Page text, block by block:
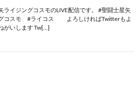
ライジングコスモのLIVE配信です。 #聖闘士星矢
コスモ #ライコス よろしければTwitterもよ
がいします Tw[…]